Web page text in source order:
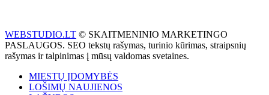
WEBSTUDIO.LT © SKAITMENINIO MARKETINGO
PASLAUGOS. SEO tekstų rašymas, turinio kūrimas, straipsnių
rašymas ir talpinimas į mūsų valdomas svetaines.
MIESTŲ ĮDOMYBĖS
LOŠIMŲ NAUJIENOS